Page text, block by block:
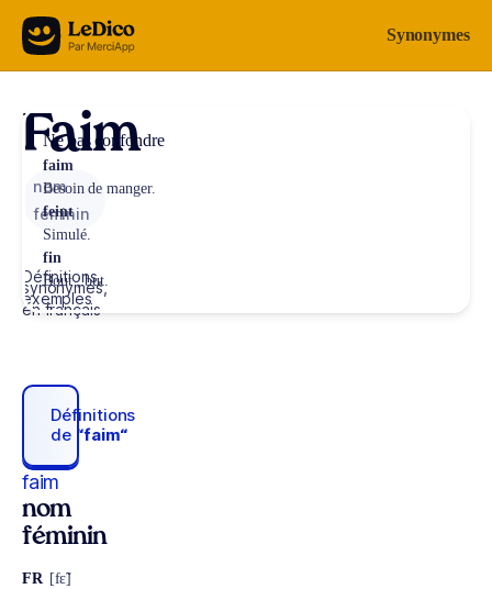
Aller au contenu Synonymes
Faim
nom
féminin
Définitions,
synonymes,
exemples
en français
Définitions
de “faim“
faim
nom
féminin
FR [fɛ̃]
Ne pas confondre
faim
Besoin de manger.
feint
Simulé.
fin
Bout ; but.